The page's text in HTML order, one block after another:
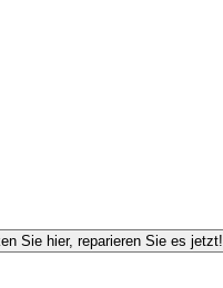
Sie hier, reparieren Sie es jetzt!